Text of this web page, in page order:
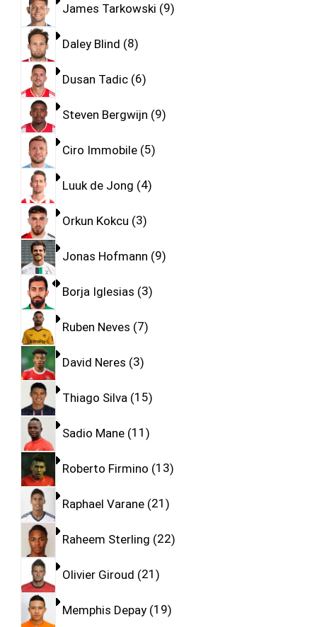
James Tarkowski 9
Daley Blind 8
Dusan Tadic 6
Steven Bergwijn 9
Ciro Immobile 5
Luuk de Jong 4
Orkun Kokcu 3
Jonas Hofmann 9
Borja Iglesias 3
Ruben Neves 7
David Neres 3
Thiago Silva 15
Sadio Mane 11
Roberto Firmino 13
Raphael Varane 21
Raheem Sterling 22
Olivier Giroud 21
Memphis Depay 19